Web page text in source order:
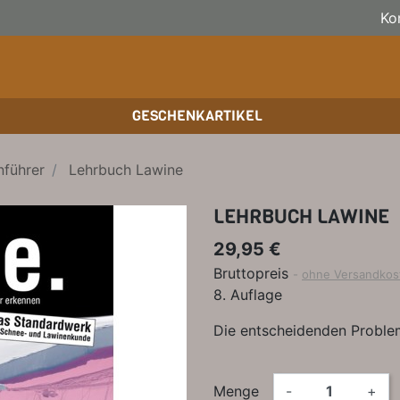
GESCHENKARTIKEL
Lehrbuch Lawine
LEHRBUCH LAWINE
29,95 €
Bruttopreis ohne
8. Auflage
Die entscheidenden
Menge - +